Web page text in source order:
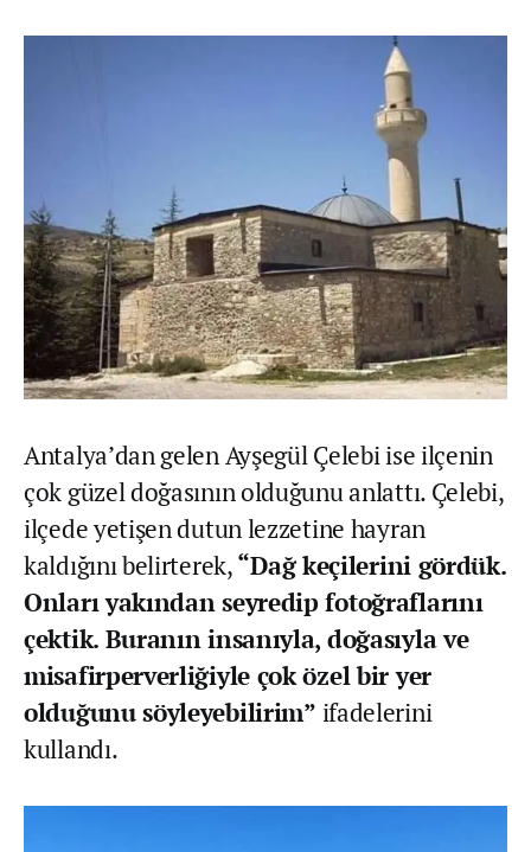
Antalya’dan gelen Ayşegül Çelebi ise ilçenin
çok güzel doğasının olduğunu anlattı. Çelebi,
ilçede yetişen dutun lezzetine hayran
kaldığını belirterek,“Dağ keçilerini gördük.
Onları yakından seyredip fotoğraflarını
çektik. Buranın insanıyla, doğasıyla ve
misafirperverliğiyle çok özel bir yer
olduğunu söyleyebilirim” ifadelerini
kullandı.